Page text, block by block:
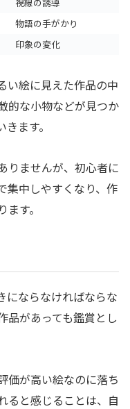
物語の手がかり
印象の変化
い絵に見えた作品の中
的な小物などが見つか
ます。
りませんが、初心者に
集中しやすくなり、作
す。
にならなければならな
品があっても鑑賞とし
価が高い絵なのに落ち
ると感じることは、自